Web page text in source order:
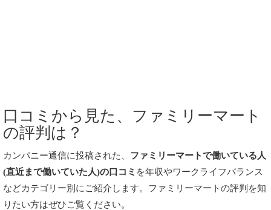
口コミから見た、ファミリーマート
の評判は？
カンパニー通信に投稿された、 ファミリーマートで働いている人
(直近まで働いていた人)の口コミ を年収やワークライフバランス
などカテゴリー別にご紹介します。ファミリーマートの評判を知
りたい方はぜひご覧ください。